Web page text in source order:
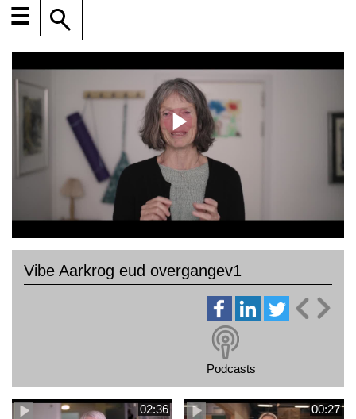
☰
Vibe Aarkrog eud overgangev1
Podcasts
02:36 00:27